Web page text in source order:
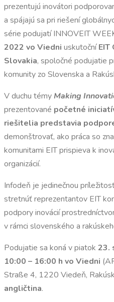
prezentujú inovátori
a spájajú sa pri riešení
série podujatí INNOVEIT
2022 vo Viedni uskutočníEIT
Slovakia, spoločné podujatie
komunity zo Slovenska a
V duchu témy Making
prezentované početné
riešitelia predstavia
demonštrovať, ako práca so
komunitami EIT prispieva k
organizácií.
Infodeň je jedinečnou
stretnúť reprezentantov EIT
podpory inovácií
v rámci slovenského a
Podujatie sa koná v piatok 23.
10:00 – 16:00 h vo Viedni
Straße 4, 1220 Viedeň,
angličtina.